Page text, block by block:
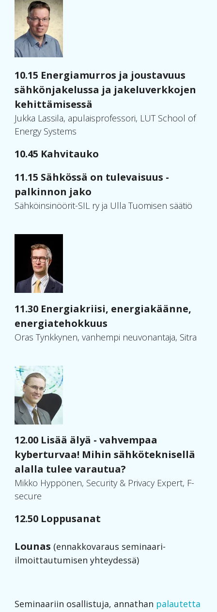
10.15 Energiamurros ja joustavuus
sähkönjakelussa ja jakeluverkkojen
kehittämisessä
Jukka Lassila, apulaisprofessori, LUT School of
Energy Systems
10.45 Kahvitauko
11.15 Sähkössä on tulevaisuus -
palkinnon jako
Sähköinsinöörit-SIL ry ja Ulla Tuomisen säätiö
11.30 Energiakriisi, energiakäänne,
energiatehokkuus
Oras Tynkkynen, vanhempi neuvonantaja, Sitra
12.00 Lisää älyä - vahvempaa
kyberturvaa! Mihin sähköteknisellä
alalla tulee varautua?
Mikko Hyppönen, Security & Privacy Expert, F-
secure
12.50 Loppusanat
Lounas (ennakkovaraus seminaari-
ilmoittautumisen yhteydessä)
Seminaariin osallistuja, annathan palautetta